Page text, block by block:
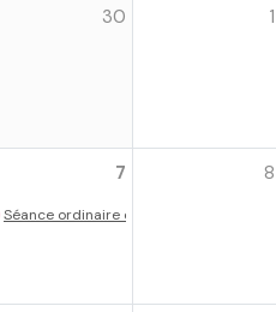
30 1
7
Séance ordinaire du conseil municipal
8